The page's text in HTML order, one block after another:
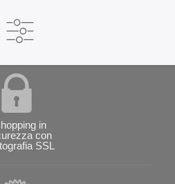
in
con
SSL